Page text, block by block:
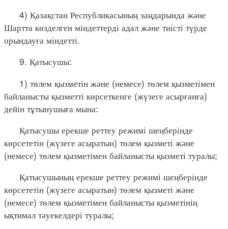
4) Қазақстан Республикасының заңдарында және
Шартта көзделген міндеттерді адал және тиісті түрде
орындауға міндетті.
9. Қатысушы:
1) төлем қызметін және (немесе) төлем қызметімен
байланысты қызметті көрсеткенге (жүзеге асырғанға)
дейін тұтынушыға мына:
Қатысушы ерекше реттеу режимі шеңберінде
көрсететін (жүзеге асыратын) төлем қызметі және
(немесе) төлем қызметімен байланысты қызметі туралы;
Қатысушының ерекше реттеу режимі шеңберінде
көрсететін (жүзеге асыратын) төлем қызметі және
(немесе) төлем қызметімен байланысты қызметінің
ықтимал тәуекелдері туралы;